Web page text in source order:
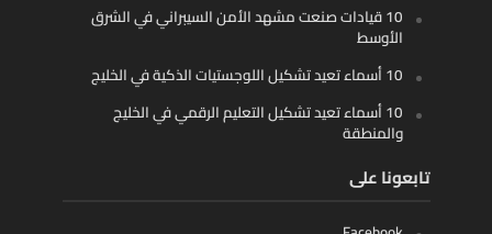
10 قيادات صنعت مشهد الأمن السيبراني في الشرق
الأوسط
10 أسماء تعيد تشكيل اللوجستيات الذكية في الخليج
10 أسماء تعيد تشكيل التعليم الرقمي في الخليج
والمنطقة
تابعونا على